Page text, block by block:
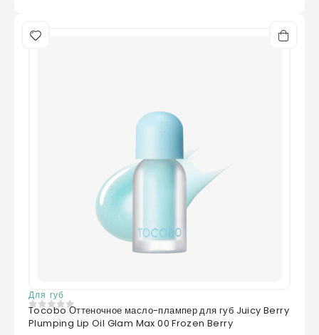
Для губ
0 из 5
Tocobo Оттеночное масло-плампер для губ Juicy Berry
Plumping Lip Oil Glam Max 00 Frozen Berry